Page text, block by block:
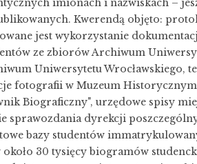
imionach i nazwiskach –
Kwerendą objęto:
jest wykorzystanie
ze zbiorów Archiwum
Uniwersytetu Wrocławskiego,
fotografii w Muzeum
Biograficzny", urzędowe spisy
dyrekcji
bazy studentów
30 tysięcy biogramów